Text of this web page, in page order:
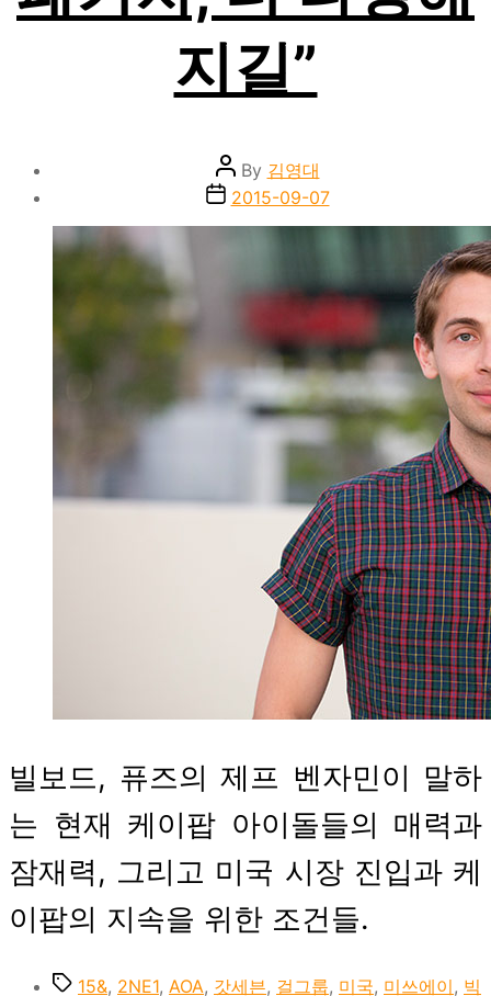
지길”
Post
author
By 김영대
Post2015-09-07
빌보드, 퓨즈의 제프 벤자민이 말하
는 현재 케이팝 아이돌들의 매력과
잠재력, 그리고 미국 시장 진입과 케
이팝의 지속을 위한 조건들.
Tags15&, 2NE1, AOA, 갓세븐, 걸그룹, 미국, 미쓰에이 , 빅